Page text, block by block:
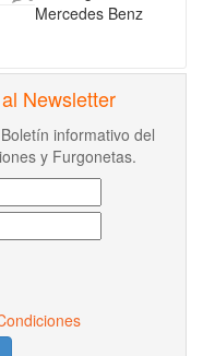
Mercedes Benz
Newsletter
informativo del
y Furgonetas.